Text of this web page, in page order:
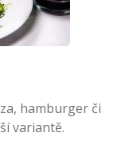
hamburger či
variantě.